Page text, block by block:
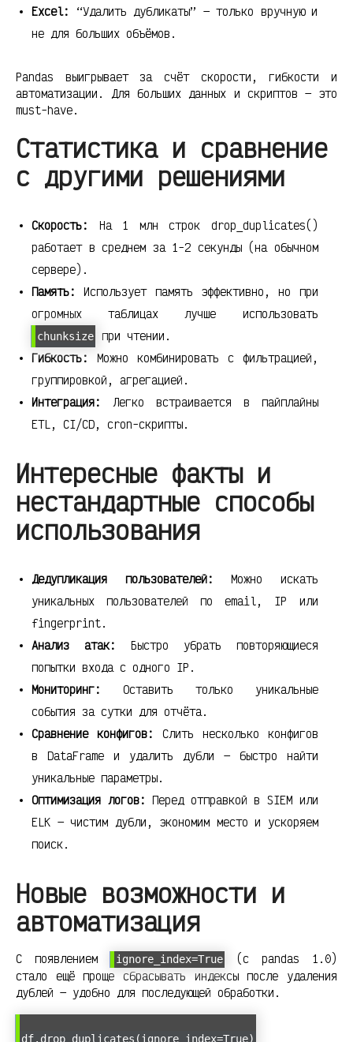
Excel:
“Удалить дубликаты” — только вручную и
не для больших объёмов.
Pandas выигрывает за счёт скорости, гибкости и
автоматизации. Для больших данных и скриптов — это
must-have.
Статистика и сравнение
с другими решениями
Скорость:
На 1 млн строк drop_duplicates()
работает в среднем за 1-2 секунды (на обычном
сервере).
Память:
Использует память эффективно, но при
огромных таблицах лучше использовать
chunksize
при чтении.
Гибкость:
Можно комбинировать с фильтрацией,
группировкой, агрегацией.
Интеграция:
Легко встраивается в пайплайны
ETL, CI/CD, cron-скрипты.
Интересные факты и
нестандартные способы
использования
Дедупликация пользователей: Можно искать
уникальных пользователей по email, IP или
fingerprint.
Анализ атак: Быстро убрать повторяющиеся
попытки входа с одного IP.
Мониторинг:
Оставить только уникальные
события за сутки для отчёта.
Сравнение конфигов: Слить несколько конфигов
в DataFrame и удалить дубли — быстро найти
уникальные параметры.
Оптимизация логов: Перед отправкой в SIEM или
ELK — чистим дубли, экономим место и ускоряем
поиск.
Новые возможности и
автоматизация
С появлением ignore_index=True
(с pandas 1.0)
стало ещё проще сбрасывать индексы после удаления
дублей — удобно для последующей обработки.
df.drop_duplicates(ignore_index=True)